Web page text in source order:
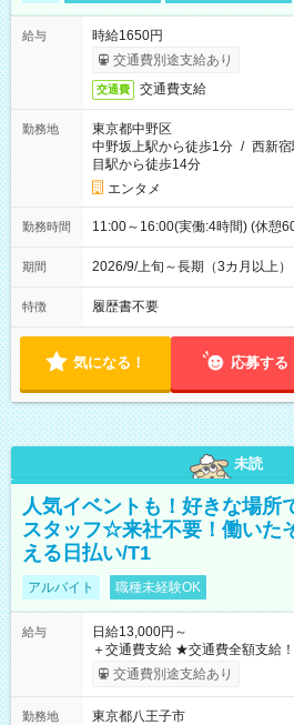
給与
時給1650円
交通費別途支給あり
交通費 交通費支給
勤務地
東京都中野区
中野坂上駅から徒歩1分 / 西新
目駅から徒歩14分
エンタメ
勤務時間 11:00～16:00(実働:4時間) (休憩
期間 2026/9/上旬～長期（3カ月以上
特徴 履歴書不要
気になる！ 応募する
未読
人気イベントも！好きな場所
スタッフ☆来社不要！働いた
える日払い/T1
アルバイト 職種未経験OK
給与
日給13,000円～
＋交通費支給 ★交通費全額支給！ ┗案件により規定あり ★日払
いOK！（規定あり） ┗働いたそ
ンビニATMから 日払い分を引き落とせます
交通費別途支給あり
勤務地
東京都八王子市